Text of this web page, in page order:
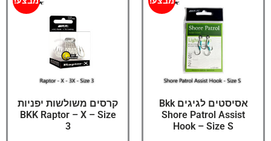
אסיסטים לגיגים Bkk
Shore Patrol Assist
Hook – Size S
קרסים משולשות יפניות
BKK Raptor – X – Size
3